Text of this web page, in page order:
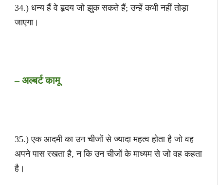
34.) धन्य हैं वे हृदय जो झुक सकते हैं; उन्हें कभी नहीं तोड़ा
जाएगा।
– अल्बर्ट कामू
35.) एक आदमी का उन चीजों से ज्यादा महत्व होता है जो वह
अपने पास रखता है, न कि उन चीजों के माध्यम से जो वह कहता
है।